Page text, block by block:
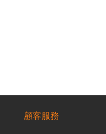
顧客服務